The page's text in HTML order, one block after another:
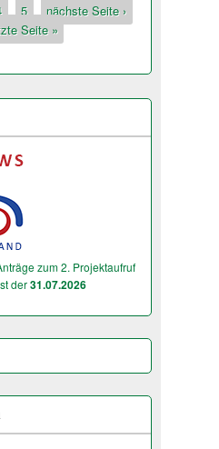
5
nächste Seite ›
Seite »
zum 2. Projektaufruf
der31.07.2026